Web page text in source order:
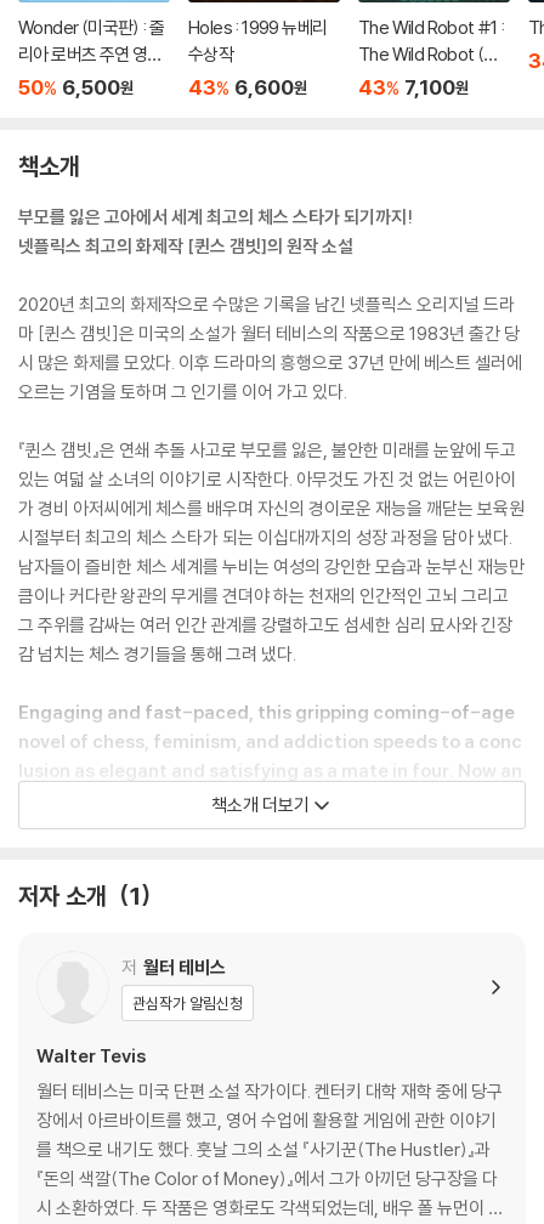
Wonder (미국판) : 줄
리아 로버츠 주연 영화
'원더' 원작 소설
50% 6,500원
Holes : 1999 뉴베리
수상작
43% 6,600원
The Wild Robot #1 :
The Wild Robot (미
국판)
43% 7,100원
책소개
부모를 잃은 고아에서 세계 최고의 체스 스타가 되기까지!
넷플릭스 최고의 화제작 [퀸스 갬빗]의 원작 소설
2020년 최고의 화제작으로 수많은 기록을 남긴 넷플릭스 오리지널 드라
마 [퀸스 갬빗]은 미국의 소설가 월터 테비스의 작품으로 1983년 출간 당
시 많은 화제를 모았다. 이후 드라마의 흥행으로 37년 만에 베스트 셀러에
오르는 기염을 토하며 그 인기를 이어 가고 있다.
『퀸스 갬빗』은 연쇄 추돌 사고로 부모를 잃은, 불안한 미래를 눈앞에 두고
있는 여덟 살 소녀의 이야기로 시작한다. 아무것도 가진 것 없는 어린아이
가 경비 아저씨에게 체스를 배우며 자신의 경이로운 재능을 깨닫는 보육원
시절부터 최고의 체스 스타가 되는 이십대까지의 성장 과정을 담아 냈다.
남자들이 즐비한 체스 세계를 누비는 여성의 강인한 모습과 눈부신 재능만
큼이나 커다란 왕관의 무게를 견뎌야 하는 천재의 인간적인 고뇌 그리고
그 주위를 감싸는 여러 인간 관계를 강렬하고도 섬세한 심리 묘사와 긴장
감 넘치는 체스 경기들을 통해 그려 냈다.
Engaging and fast-paced, this gripping coming-of-age
novel of chess, feminism, and addiction speeds to a conc
lusion as elegant and satisfying as a mate in four. Now an
acclaimed Netflix series.
ppearances unremarkable. That is, until she plays her first ga
y the age of sixteen, she's competing for the U.S. Open cham
pionship. But as Beth hones her skills on the professional circui
and the thought of escape becomes all the more tempting.
책소개 더보기
저자 소개 1
저 월터 테비스
관심작가 알림신청
Walter Tevis
월터 테비스는 미국 단편 소설 작가이다. 켄터키 대학 재학 중에 당구
장에서 아르바이트를 했고, 영어 수업에 활용할 게임에 관한 이야기
를 책으로 내기도 했다. 훗날 그의 소설 『사기꾼(The Hustler)』과
『돈의 색깔(The Color of Money)』에서 그가 아끼던 당구장을 다
시 소환하였다. 두 작품은 영화로도 각색되었는데, 배우 폴 뉴먼이 주